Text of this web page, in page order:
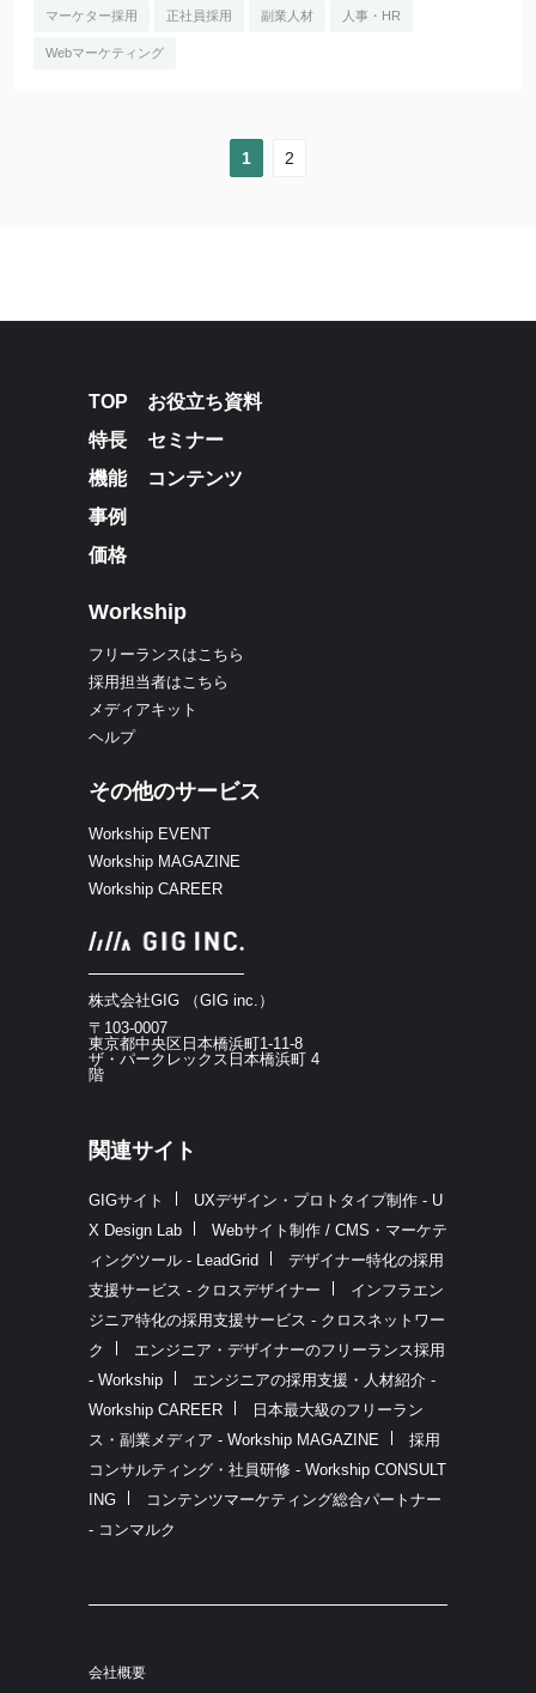
マーケター採用 正社員採用 副業人材 人事・HR
Webマーケティング
1 2
TOP
特長
機能
事例
価格
お役立ち資料
セミナー
コンテンツ
Workship
フリーランスはこちら
採用担当者はこちら
メディアキット
ヘルプ
その他のサービス
Workship EVENT
Workship MAGAZINE
Workship CAREER
株式会社GIG （GIG inc.）
〒103-0007
東京都中央区日本橋浜町1-11-8
ザ・パークレックス日本橋浜町 4
階
関連サイト
GIGサイト
UXデザイン・プロトタイプ制作 - U
X Design Lab
Webサイト制作 / CMS・マーケテ
ィングツール - LeadGrid
デザイナー特化の採用
支援サービス - クロスデザイナー
インフラエン
ジニア特化の採用支援サービス - クロスネットワー
ク
エンジニア・デザイナーのフリーランス採用
- Workship
エンジニアの採用支援・人材紹介 -
Workship CAREER
日本最大級のフリーラン
ス・副業メディア - Workship MAGAZINE
採用
コンサルティング・社員研修 - Workship CONSULT
ING
コンテンツマーケティング総合パートナー
- コンマルク
会社概要